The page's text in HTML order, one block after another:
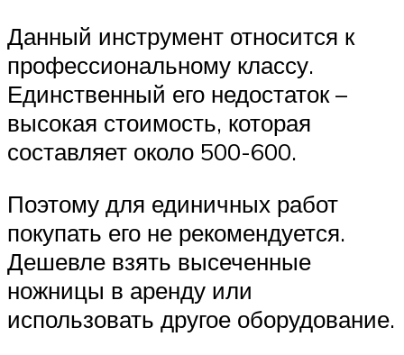
Данный инструмент относится к
профессиональному классу.
Единственный его недостаток –
высокая стоимость, которая
составляет около 500-600.
Поэтому для единичных работ
покупать его не рекомендуется.
Дешевле взять высеченные
ножницы в аренду или
использовать другое оборудование.